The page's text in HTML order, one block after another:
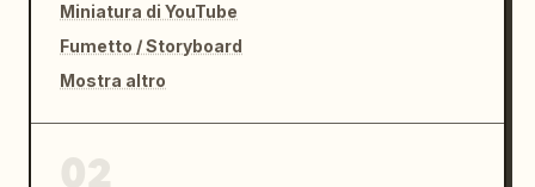
Miniatura di YouTube
Fumetto / Storyboard
Mostra altro